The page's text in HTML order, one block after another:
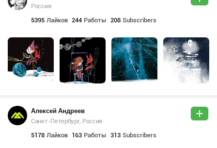
Россия
5395 Лайков 244 Работы 208 Subscribers
Алексей Андреев
Санкт-Петербург, Россия
5178 Лайков 163 Работы 313 Subscribers